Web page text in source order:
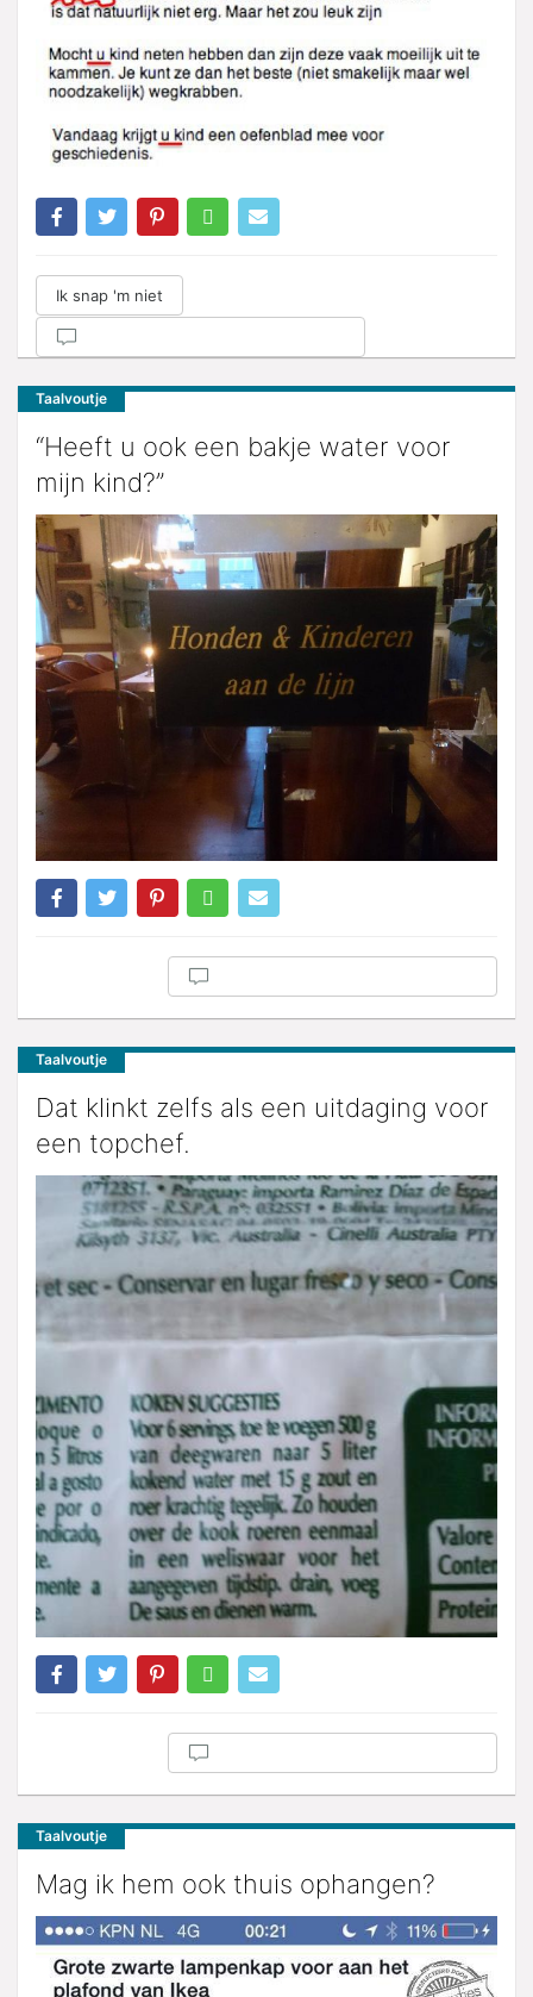
Ik snap 'm niet
Taalvoutje
“Heeft u ook een bakje water voor
mijn kind?”
Taalvoutje
Dat klinkt zelfs als een uitdaging voor
een topchef.
Taalvoutje
Mag ik hem ook thuis ophangen?